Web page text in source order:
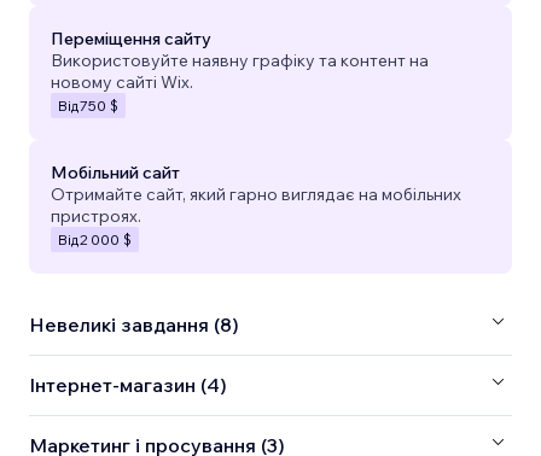
Переміщення сайту
Використовуйте наявну графіку та контент на
новому сайті Wix.
Від750 $
Мобільний сайт
Отримайте сайт, який гарно виглядає на мобільних
пристроях.
Від2 000 $
Невеликі завдання (8)
Інтернет-магазин (4)
Маркетинг і просування (3)